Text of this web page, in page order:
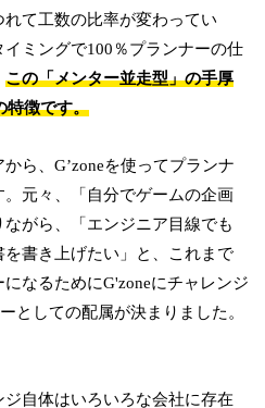
て工数の比率が変わってい
ミングで100％プランナーの仕
この「メンター並走型」の手厚
特徴です。
ら、Gʼzoneを使ってプランナ
元々、「自分でゲームの企画
がら、「エンジニア目線でも
書き上げたい」と、これまで
なるためにG'zoneにチャレンジ
としての配属が決まりました。
自体はいろいろな会社に存在